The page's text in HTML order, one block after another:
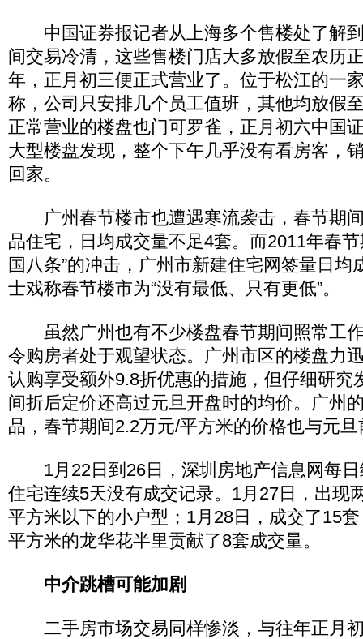
中国证券报记者从上海多个售楼处了解
间交易冷清，这些售楼门店大多放假至农历
年，正月初三便正式营业了。位于松江的一
称，公司只安排几个员工值班，其他均放假
正常营业的楼盘也门可罗雀，正月初六中国
大型楼盘发现，整个下午几乎没有看房客，
回家。
广州春节楼市也遭遇寒流袭击，春节期
品住宅，日均成交量不足4套。而2011年春
国八条”的冲击，广州市新建住宅网签量日均
士戏称春节楼市为“没有最低、只有更低”。
虽然广州也有不少楼盘春节期间照常工
令购房者处于观望状态。广州市区的楼盘力
认购享受额外9.8折优惠的措施，但仔细研究
间折后定价还高过元旦开盘时的均价。广州
品，春节期间2.2万元/平方米的价格也与元
1月22日到26日，深圳房地产信息网每日
住宅连续5天没有成交记录。1月27日，出现
平方米以下的小户型；1月28日，成交了15
平方米的龙华花半里贡献了8套成交量。
中介跳槽可能加剧
二手房市场交易同样惨淡，与往年正月